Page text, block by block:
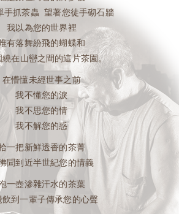
手抓茶蟲 望著您徒手砌石牆
我以為您的世界裡
有落舞紛飛的蝴蝶和
繞在山巒之間的這片茶園。
在懵懂未經世事之前
我不懂您的淚
我不思您的情
我不解您的惑
一把新鮮透香的茶菁
聞到近半世紀您的情義
一壺滲雜汗水的茶葉
飲到一輩子傳承您的心聲